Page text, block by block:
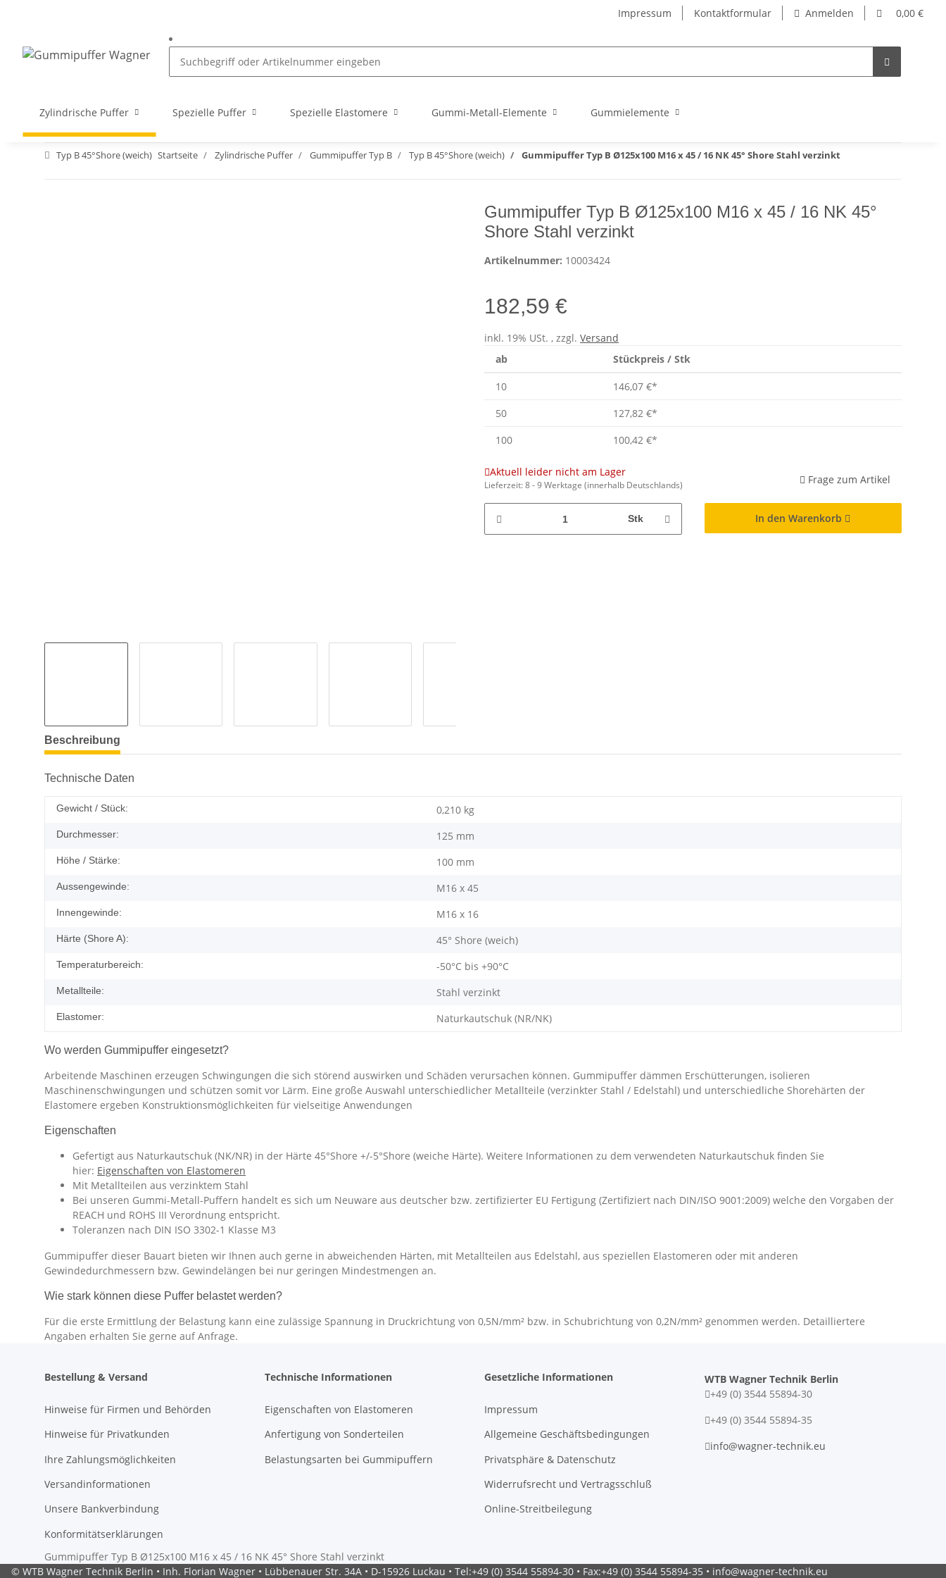
Impressum Kontaktformular Anmelden 0,00 €
Zylindrische Puffer Spezielle Puffer Spezielle Elastomere Gummi-Metall-Elemente Gummielemente
Typ B 45°Shore (weich) Startseite Zylindrische Puffer Gummipuffer Typ B Typ B 45°Shore (weich) Gummipuffer Typ B Ø125x100 M16 x 45 / 16 NK 45° Shore Stahl verzinkt
Gummipuffer Typ B Ø125x100 M16 x 45 / 16 NK 45°
Shore Stahl verzinkt
Artikelnummer: 10003424
182,59 €
inkl. 19% USt. , zzgl. Versand
ab
Stückpreis / Stk
10 146,07 €*
50
127,82 €*
100
100,42 €*
Aktuell leider nicht am Lager
Lieferzeit:8 - 9 Werktage (innerhalb Deutschlands) Frage zum Artikel
Stk In den Warenkorb
Beschreibung
Technische Daten
Gewicht / Stück: 0,210 kg
Durchmesser: 125 mm
Höhe / Stärke: 100 mm
Aussengewinde: M16 x 45
Innengewinde: M16 x 16
Härte (Shore A): 45° Shore (weich)
Temperaturbereich: -50°C bis +90°C
Metallteile: Stahl verzinkt
Elastomer: Naturkautschuk (NR/NK)
Wo werden Gummipuffer eingesetzt?
Arbeitende Maschinen erzeugen Schwingungen die sich störend auswirken und Schäden verursachen können. Gummipuffer dämmen Erschütterungen, isolieren
Maschinenschwingungen und schützen somit vor Lärm. Eine große Auswahl unterschiedlicher Metallteile (verzinkter Stahl / Edelstahl) und unterschiedliche Shorehärten der
Elastomere ergeben Konstruktionsmöglichkeiten für vielseitige Anwendungen
Eigenschaften
Gefertigt aus Naturkautschuk (NK/NR) in der Härte 45°Shore +/-5°Shore (weiche Härte). Weitere Informationen zu dem verwendeten Naturkautschuk finden Sie
hier: Eigenschaften von Elastomeren
Mit Metallteilen aus verzinktem Stahl
Bei unseren Gummi-Metall-Puffern handelt es sich um Neuware aus deutscher bzw. zertifizierter EU Fertigung (Zertifiziert nach DIN/ISO 9001:2009) welche den Vorgaben der
REACH und ROHS III Verordnung entspricht.
Toleranzen nach DIN ISO 3302-1 Klasse M3
Gummipuffer dieser Bauart bieten wir Ihnen auch gerne in abweichenden Härten, mit Metallteilen aus Edelstahl, aus speziellen Elastomeren oder mit anderen
Gewindedurchmessern bzw. Gewindelängen bei nur geringen Mindestmengen an.
Wie stark können diese Puffer belastet werden?
Für die erste Ermittlung der Belastung kann eine zulässige Spannung in Druckrichtung von 0,5N/mm² bzw. in Schubrichtung von 0,2N/mm² genommen werden. Detailliertere
Angaben erhalten Sie gerne auf Anfrage.
Bestellung & Versand
Hinweise für Firmen und Behörden
Hinweise für Privatkunden
Ihre Zahlungsmöglichkeiten
Versandinformationen
Unsere Bankverbindung
Konformitätserklärungen
Technische Informationen
Eigenschaften von Elastomeren
Anfertigung von Sonderteilen
Belastungsarten bei Gummipuffern
Gesetzliche Informationen
Impressum
Allgemeine Geschäftsbedingungen
Privatsphäre & Datenschutz
Widerrufsrecht und Vertragsschluß
Online-Streitbeilegung
WTB Wagner Technik Berlin
+49 (0) 3544 55894-30
+49 (0) 3544 55894-35
info@wagner-technik.eu
Gummipuffer Typ B Ø125x100 M16 x 45 / 16 NK 45° Shore Stahl verzinkt
© WTB Wagner Technik Berlin • Inh. Florian Wagner • Lübbenauer Str. 34A • D-15926 Luckau • Tel:+49 (0) 3544 55894-30 • Fax:+49 (0) 3544 55894-35 • info@wagner-technik.eu